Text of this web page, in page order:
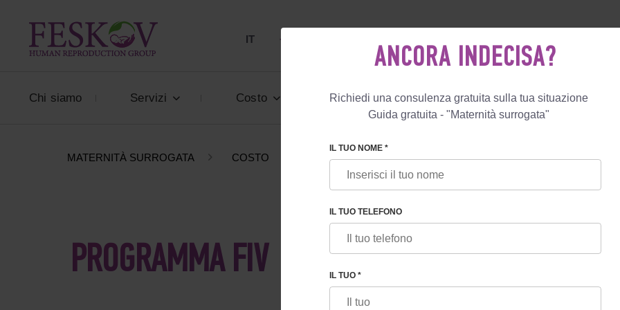
IT +39 800 596 812
Chi siamo Servizi Costo Recensioni Blog Programmi
MATERNITÀ SURROGATA COSTO PROGRAMMA FIV
PROGRAMMA FIV
ANCORA INDECISA?
Richiedi una consulenza gratuita sulla tua situazione
Guida gratuita - "Maternità surrogata"
IL TUO NOME *
IL TUO TELEFONO
IL TUO *